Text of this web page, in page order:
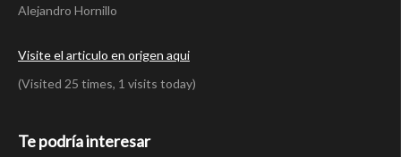
Alejandro Hornillo
Visite el articulo en origen aqui
(Visited 25 times, 1 visits today)
Te podría interesar